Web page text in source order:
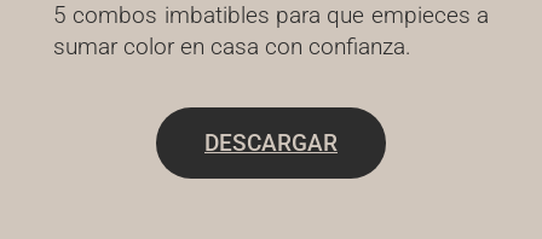
5 combos imbatibles para que empieces a
sumar color en casa con confianza.
DESCARGAR